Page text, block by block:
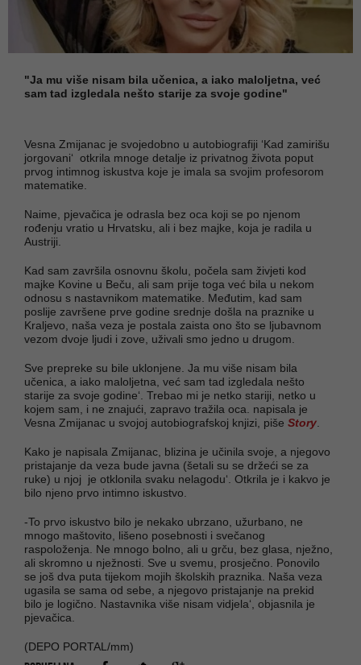
"Ja mu više nisam bila učenica, a iako maloljetna, već
sam tad izgledala nešto starije za svoje godine"
Vesna Zmijanac je svojedobno u autobiografiji ‘Kad zamirišu
jorgovani‘ otkrila mnoge detalje iz privatnog života poput
prvog intimnog iskustva koje je imala sa svojim profesorom
matematike.
Naime, pjevačica je odrasla bez oca koji se po njenom
rođenju vratio u Hrvatsku, ali i bez majke, koja je radila u
Austriji.
Kad sam završila osnovnu školu, počela sam živjeti kod
majke Kovine u Beču, ali sam prije toga već bila u nekom
odnosu s nastavnikom matematike. Međutim, kad sam
poslije završene prve godine srednje došla na praznike u
Kraljevo, naša veza je postala zaista ono što se ljubavnom
vezom dvoje ljudi i zove, uživali smo jedno u drugom.
Sve prepreke su bile uklonjene. Ja mu više nisam bila
učenica, a iako maloljetna, već sam tad izgledala nešto
starije za svoje godine‘. Trebao mi je netko stariji, netko u
kojem sam, i ne znajući, zapravo tražila oca. napisala je
Vesna Zmijanac u svojoj autobiografskoj knjizi, piše Story
Kako je napisala Zmijanac, blizina je učinila svoje, a njegovo
pristajanje da veza bude javna (šetali su se držeći se za
ruke) u njoj je otklonila svaku nelagodu‘. Otkrila je i kakvo je
bilo njeno prvo intimno iskustvo.
-To prvo iskustvo bilo je nekako ubrzano, užurbano, ne
mnogo maštovito, lišeno posebnosti i svečanog
raspoloženja. Ne mnogo bolno, ali u grču, bez glasa, nježno,
ali skromno u nježnosti. Sve u svemu, prosječno. Ponovilo
se još dva puta tijekom mojih školskih praznika. Naša veza
ugasila se sama od sebe, a njegovo pristajanje na prekid
bilo je logično. Nastavnika više nisam vidjela‘, objasnila je
pjevačica.
(DEPO PORTAL/mm)